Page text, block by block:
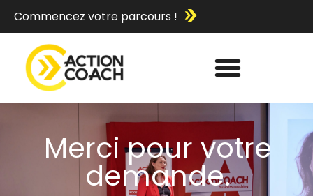
Commencez votre parcours !
Merci pour votre
demande.